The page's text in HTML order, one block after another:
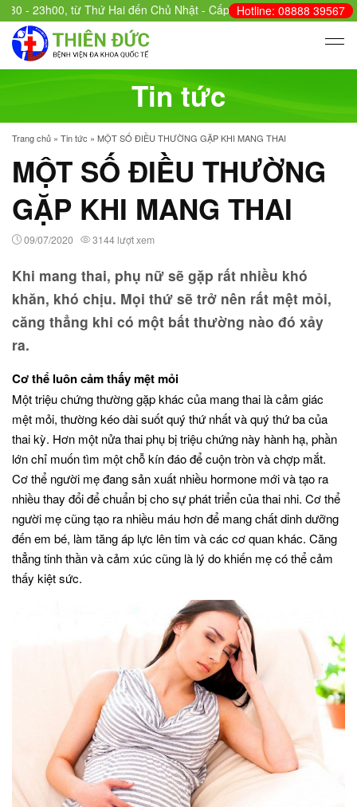
từ Thứ Hai đến Chủ Nhật - Cấp cứu: 24/24.Hotline: 08888 39567
Tin tức
Trang chủ » Tin tức » MỘT SỐ ĐIỀU THƯỜNG GẶP KHI MANG THAI
MỘT SỐ ĐIỀU THƯỜNG
GẶP KHI MANG THAI
09/07/2020 3144 lượt xem
Khi mang thai, phụ nữ sẽ gặp rất nhiều khó
khăn, khó chịu. Mọi thứ sẽ trở nên rất mệt mỏi,
căng thẳng khi có một bất thường nào đó xảy
ra.
Cơ thể luôn cảm thấy mệt mỏi
Một triệu chứng thường gặp khác của mang thai là cảm giác
mệt mỏi, thường kéo dài suốt quý thứ nhất và quý thứ ba của
thai kỳ. Hơn một nửa thai phụ bị triệu chứng này hành hạ, phần
lớn chỉ muốn tìm một chỗ kín đáo để cuộn tròn và chợp mắt.
Cơ thể người mẹ đang sản xuất nhiều hormone mới và tạo ra
nhiều thay đổi để chuẩn bị cho sự phát triển của thai nhi. Cơ thể
người mẹ cũng tạo ra nhiều máu hơn để mang chất dinh dưỡng
đến em bé, làm tăng áp lực lên tim và các cơ quan khác. Căng
thẳng tinh thần và cảm xúc cũng là lý do khiến mẹ có thể cảm
thấy kiệt sức.